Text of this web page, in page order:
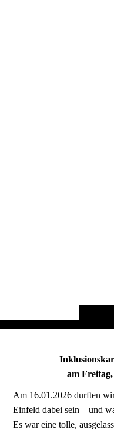
am
Am 16.01.2026 durften
Einfeld dabei sein – und
Es war eine tolle,